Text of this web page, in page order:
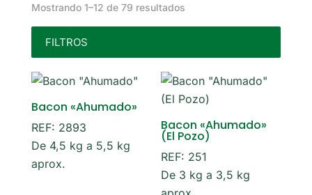
Mostrando 1–12 de 79 resultados
FILTROS
Bacon «Ahumado»
REF: 2893
De 4,5 kg a 5,5 kg
aprox.
Bacon «Ahumado»
(El Pozo)
REF: 251
De 3 kg a 3,5 kg